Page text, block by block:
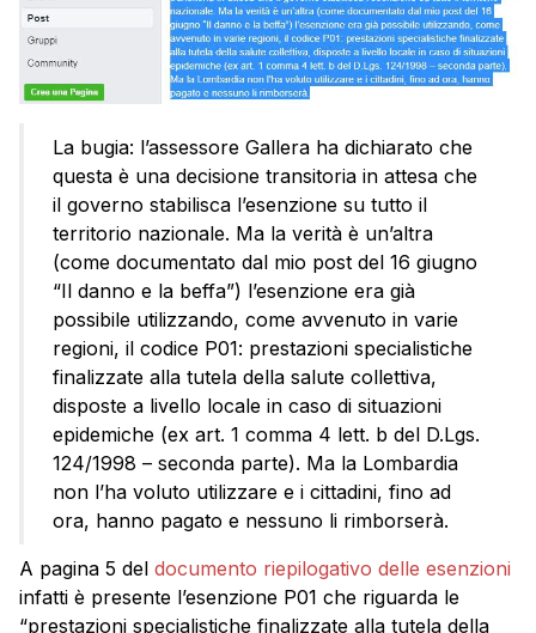
La bugia: l’assessore Gallera ha dichiarato che
questa è una decisione transitoria in attesa che
il governo stabilisca l’esenzione su tutto il
territorio nazionale. Ma la verità è un’altra
(come documentato dal mio post del 16 giugno
“Il danno e la beffa”) l’esenzione era già
possibile utilizzando, come avvenuto in varie
regioni, il codice P01: prestazioni specialistiche
finalizzate alla tutela della salute collettiva,
disposte a livello locale in caso di situazioni
epidemiche (ex art. 1 comma 4 lett. b del D.Lgs.
124/1998 – seconda parte). Ma la Lombardia
non l’ha voluto utilizzare e i cittadini, fino ad
ora, hanno pagato e nessuno li rimborserà.
A pagina 5 del documento riepilogativo delle esenzioni
infatti è presente l’esenzione P01 che riguarda le
“prestazioni specialistiche finalizzate alla tutela della